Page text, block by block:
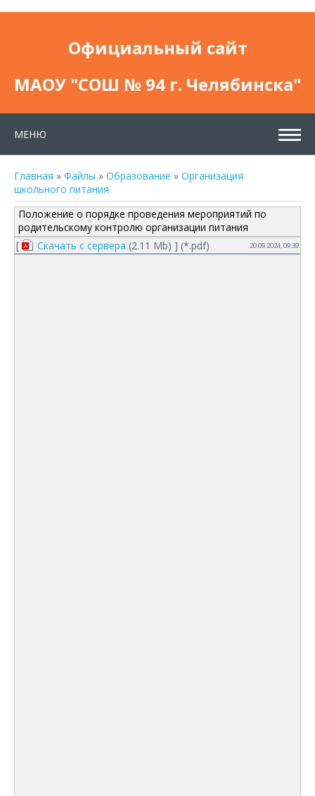
Официальный сайт
МАОУ "СОШ № 94 г. Челябинска"
МЕНЮ
Главная » Файлы » Образование » Организация
школьного питания
Положение о порядке проведения мероприятий по
родительскому контролю организации питания
[
Скачать с сервера (2.11 Mb) ] (*.pdf) 20.09.2024, 09:39